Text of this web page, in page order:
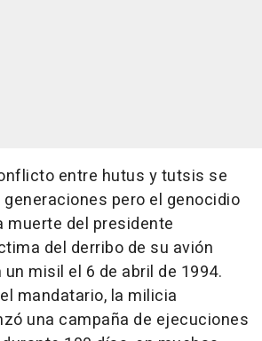
entre hutus y tutsis se
pero el genocidio
muerte del presidente
del derribo de su avión
misil el 6 de abril de 1994.
mandatario, la milicia
una campaña de ejecuciones